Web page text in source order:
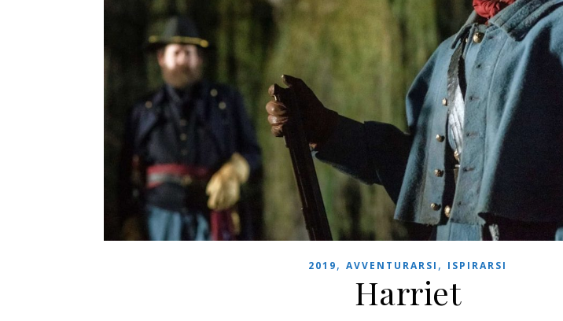
2019, AVVENTURARSI , ISPIRARSI
Harriet